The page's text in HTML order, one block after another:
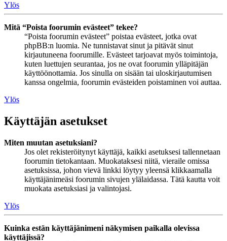
Ylös
Mitä “Poista foorumin evästeet” tekee?
“Poista foorumin evästeet” poistaa evästeet, jotka ovat
phpBB:n luomia. Ne tunnistavat sinut ja pitävät sinut
kirjautuneena foorumille. Evästeet tarjoavat myös toimintoja,
kuten luettujen seurantaa, jos ne ovat foorumin ylläpitäjän
käyttöönottamia. Jos sinulla on sisään tai uloskirjautumisen
kanssa ongelmia, foorumin evästeiden poistaminen voi auttaa.
Ylös
Käyttäjän asetukset
Miten muutan asetuksiani?
Jos olet rekisteröitynyt käyttäjä, kaikki asetuksesi tallennetaan
foorumin tietokantaan. Muokataksesi niitä, vieraile omissa
asetuksissa, johon vievä linkki löytyy yleensä klikkaamalla
käyttäjänimeäsi foorumin sivujen ylälaidassa. Tätä kautta voit
muokata asetuksiasi ja valintojasi.
Ylös
Kuinka estän käyttäjänimeni näkymisen paikalla olevissa
käyttäjissä?